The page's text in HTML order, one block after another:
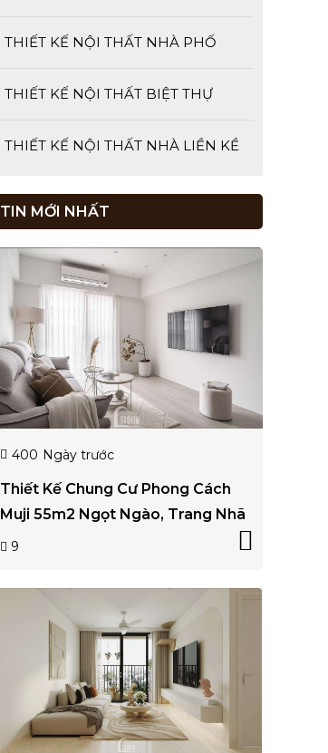
THIẾT KẾ NỘI THẤT NHÀ PHỐ
THIẾT KẾ NỘI THẤT BIỆT THỰ
THIẾT KẾ NỘI THẤT NHÀ LIỀN KỀ
TIN MỚI NHẤT
400 Ngày trước
Thiết Kế Chung Cư Phong Cách
Muji 55m2 Ngọt Ngào, Trang Nhã
9